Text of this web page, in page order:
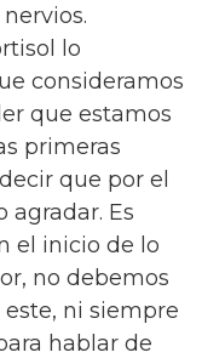
lo
consideramos
que estamos
primeras
que por el
agradar. Es
el inicio de lo
no debemos
ni siempre
hablar de